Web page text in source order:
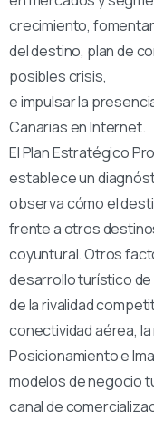
crecimiento,
del destino, plan de
posibles crisis,
e impulsar la
Canarias en Internet.
El Plan Estratégico
establece un
observa cómo el
frente a otros
coyuntural. Otros
desarrollo turístico de
de la rivalidad
conectividad aérea,
Posicionamiento e
modelos de negocio
canal de